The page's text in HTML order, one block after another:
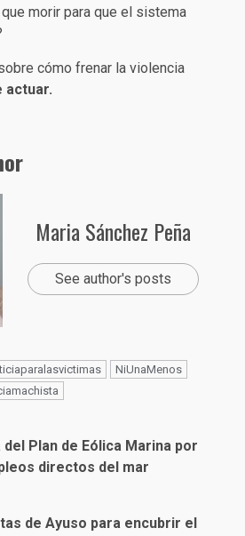
morir para que el sistema
cómo frenar la violencia
actuar.
Maria Sánchez Peña
See author's posts
NiUnaMenos
Plan de Eólica Marina por
directos del mar
de Ayuso para encubrir el